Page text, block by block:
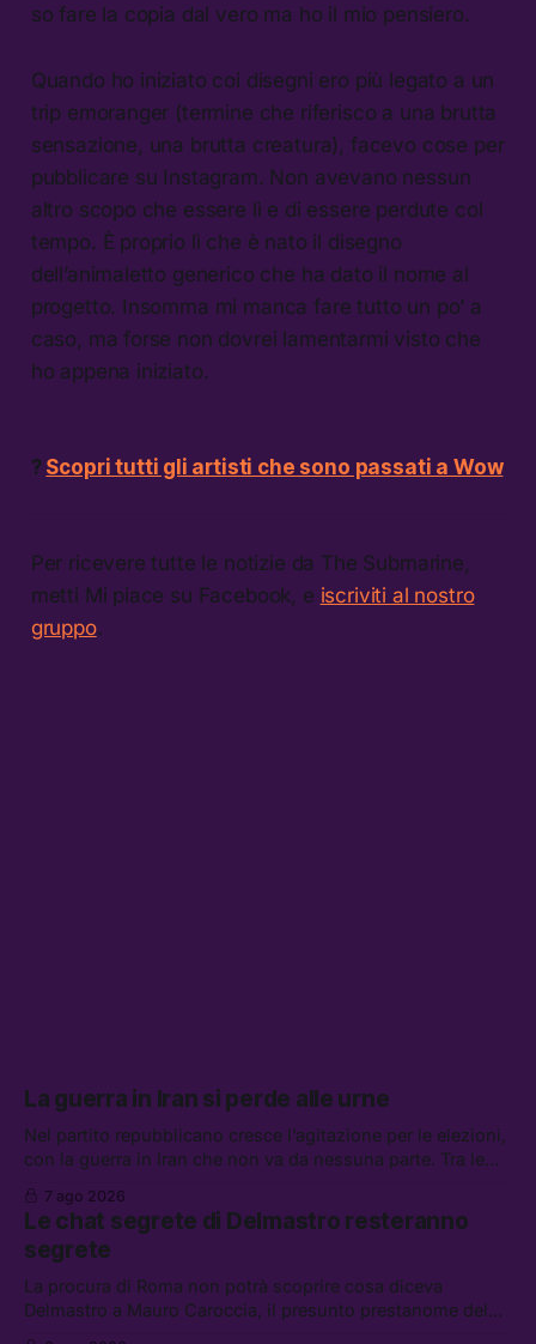
so fare la copia dal vero ma ho il mio pensiero.
Quando ho iniziato coi disegni ero più legato a un
trip emoranger (termine che riferisco a una brutta
sensazione, una brutta creatura), facevo cose per
pubblicare su Instagram. Non avevano nessun
altro scopo che essere lì e di essere perdute col
tempo. È proprio lì che è nato il disegno
dell’animaletto generico che ha dato il nome al
progetto. Insomma mi manca fare tutto un po’ a
caso, ma forse non dovrei lamentarmi visto che
ho appena iniziato.
? Scopri tutti gli artisti che sono passati a Wow
Per ricevere tutte le notizie da The Submarine,
metti Mi piace su Facebook, e iscriviti al nostro
gruppo.
La guerra in Iran si perde alle urne
Nel partito repubblicano cresce l’agitazione per le elezioni,
con la guerra in Iran che non va da nessuna parte. Tra le
lavoro, Schlein prova a mettere in sicurezza la coalizione, e
che cos’è lo “Spiralismo,” la religione degli agenti IA
7 ago 2026
Le chat segrete di Delmastro resteranno
segrete
La procura di Roma non potrà scoprire cosa diceva
Delmastro a Mauro Caroccia, il presunto prestanome del